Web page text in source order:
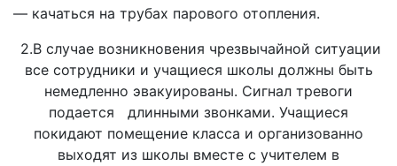
— качаться на трубах парового отопления.
2.В случае возникновения чрезвычайной ситуации
все сотрудники и учащиеся школы должны быть
немедленно эвакуированы. Сигнал трево­ги
подается длинными звонками. Учащиеся
покидают помещение класса и организованно
выходят из школы вместе с учителем в